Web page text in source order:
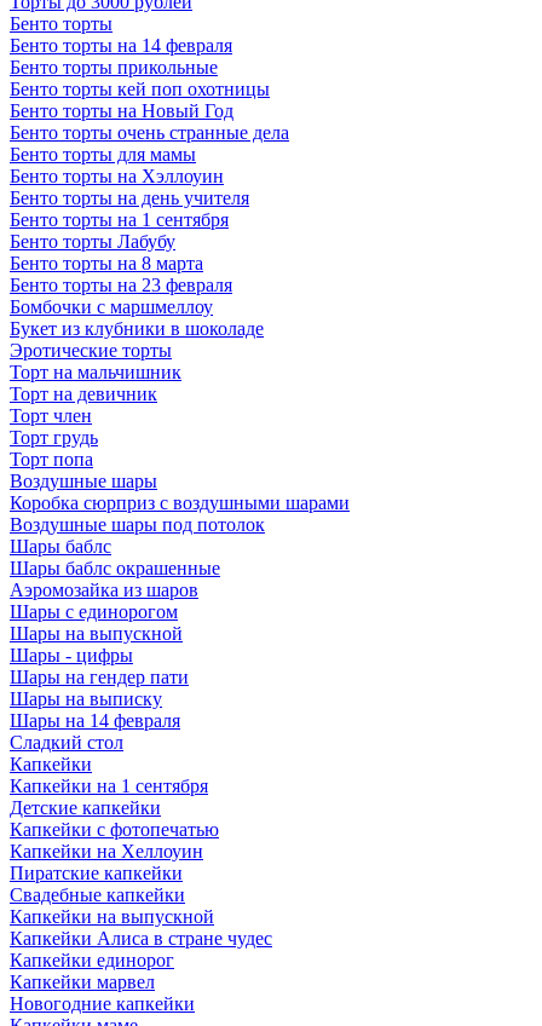
Бенто торты
Бенто торты на 14 февраля
Бенто торты прикольные
Бенто торты кей поп охотницы
Бенто торты на Новый Год
Бенто торты очень странные дела
Бенто торты для мамы
Бенто торты на Хэллоуин
Бенто торты на день учителя
Бенто торты на 1 сентября
Бенто торты Лабубу
Бенто торты на 8 марта
Бенто торты на 23 февраля
Бомбочки с маршмеллоу
Букет из клубники в шоколаде
Эротические торты
Торт на мальчишник
Торт на девичник
Торт член
Торт грудь
Торт попа
Воздушные шары
Коробка сюрприз с воздушными шарами
Воздушные шары под потолок
Шары баблс
Шары баблс окрашенные
Аэромозайка из шаров
Шары с единорогом
Шары на выпускной
Шары - цифры
Шары на гендер пати
Шары на выписку
Шары на 14 февраля
Сладкий стол
Капкейки
Капкейки на 1 сентября
Детские капкейки
Капкейки с фотопечатью
Капкейки на Хеллоуин
Пиратские капкейки
Свадебные капкейки
Капкейки на выпускной
Капкейки Алиса в стране чудес
Капкейки единорог
Капкейки марвел
Новогодние капкейки